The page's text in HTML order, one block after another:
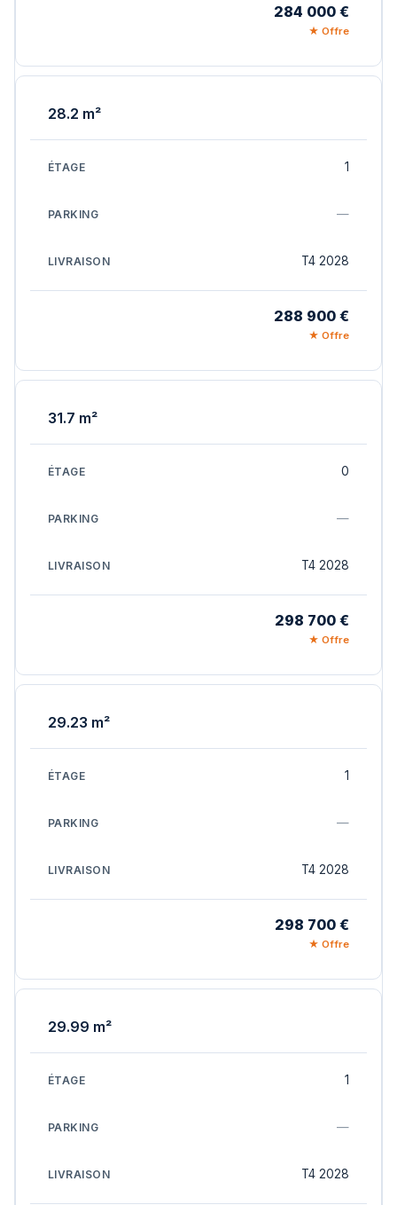
284 000 €
★ Offre
28.2 m²
1
—
T4 2028
288 900 €
★ Offre
31.7 m²
0
—
T4 2028
298 700 €
★ Offre
29.23 m²
1
—
T4 2028
298 700 €
★ Offre
29.99 m²
1
—
T4 2028